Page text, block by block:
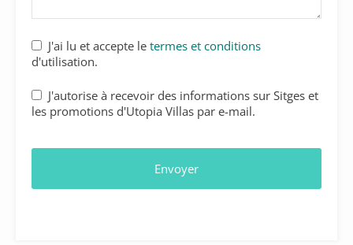
J'ai lu et accepte le termes et conditions
d'utilisation.
J'autorise à recevoir des informations sur Sitges et
les promotions d'Utopia Villas par e-mail.
Envoyer